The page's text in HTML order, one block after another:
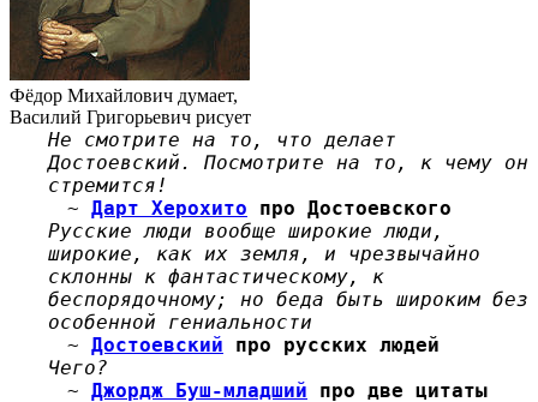
Фёдор Михайлович думает,
Василий Григорьевич рисует
Не смотрите на то, что делает
Достоевский. Посмотрите на то, к чему он
стремится!
~ Дарт Херохито про Достоевского
Русские люди вообще широкие люди,
широкие, как их земля, и чрезвычайно
склонны к фантастическому, к
беспорядочному; но беда быть широким без
особенной гениальности
~ Достоевский про русских людей
Чего?
~ Джордж Буш-младший про две цитаты